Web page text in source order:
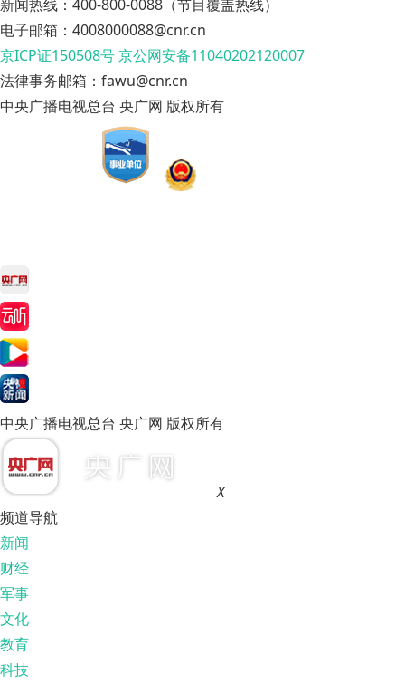
新闻热线：400-800-0088（节目覆盖热线）
电子邮箱：4008000088@cnr.cn
京ICP证150508号京公网安备11040202120007
法律事务邮箱：fawu@cnr.cn
中央广播电视总台 央广网 版权所有
中央广播电视总台 央广网 版权所有
X
频道导航
新闻
财经
军事
文化
教育
科技